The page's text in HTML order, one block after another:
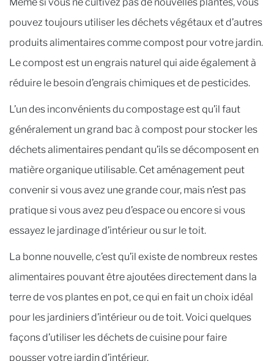
pouvez toujours utiliser les déchets végétaux et d’autres
produits alimentaires comme compost pour votre jardin.
Le compost est un engrais naturel qui aide également à
réduire le besoin d’engrais chimiques et de pesticides.
L’un des inconvénients du compostage est qu’il faut
généralement un grand bac à compost pour stocker les
déchets alimentaires pendant qu’ils se décomposent en
matière organique utilisable. Cet aménagement peut
convenir si vous avez une grande cour, mais n’est pas
pratique si vous avez peu d’espace ou encore si vous
essayez le jardinage d’intérieur ou sur le toit.
La bonne nouvelle, c’est qu’il existe de nombreux restes
alimentaires pouvant être ajoutées directement dans la
terre de vos plantes en pot, ce qui en fait un choix idéal
pour les jardiniers d’intérieur ou de toit. Voici quelques
façons d’utiliser les déchets de cuisine pour faire
pousser votre jardin d’intérieur.